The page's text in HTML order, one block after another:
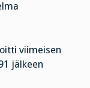
viimeisen
jälkeen